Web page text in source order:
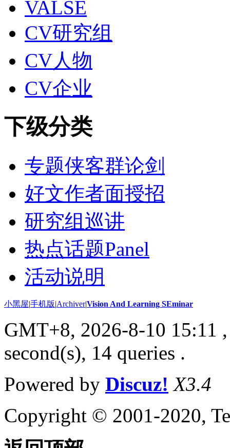
VALSE
CV研究组
CV人物
CV企业
下级分类
专题侠客群论剑
好文作者面授招
研究组巡讲
热点话题Panel
活动说明
小黑屋|手机版|Archiver|Vision And Learning SEminar
GMT+8, 2026-8-10 15:11
second(s), 14 queries .
Powered by Discuz! X3.4
Copyright © 2001-2020,